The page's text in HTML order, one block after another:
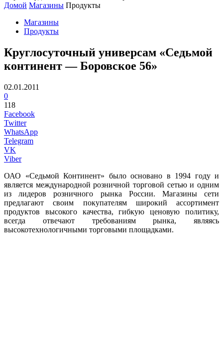
Домой Магазины Продукты
Магазины
Продукты
Круглосуточный универсам «Седьмой
континент — Боровское 56»
02.01.2011
0
118
Facebook
Twitter
WhatsApp
Telegram
VK
Viber
ОАО «Седьмой Континент» было основано в 1994 году и
является международной розничной торговой сетью и одним
из лидеров розничного рынка России. Магазины сети
предлагают своим покупателям широкий ассортимент
продуктов высокого качества, гибкую ценовую политику,
всегда отвечают требованиям рынка, являясь
высокотехнологичными торговыми площадками.